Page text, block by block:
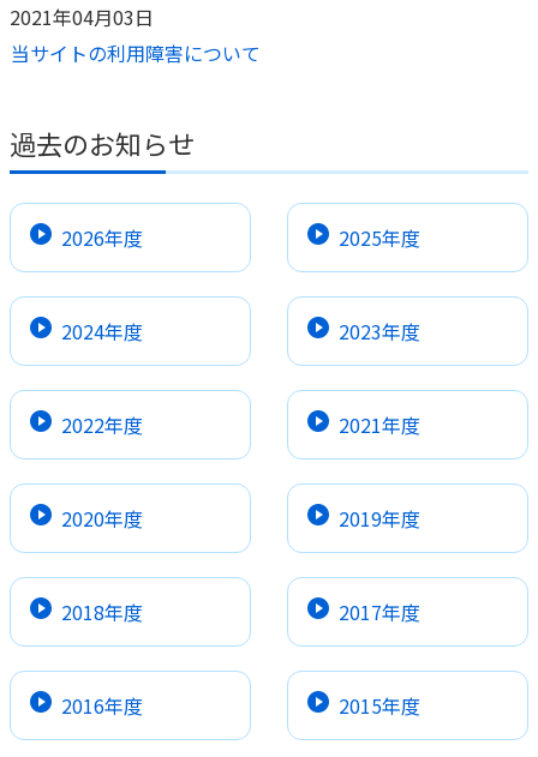
2021年04月03日
当サイトの利用障害について
過去のお知らせ
2026年度 2025年度
2024年度 2023年度
2022年度 2021年度
2020年度 2019年度
2018年度 2017年度
2016年度 2015年度